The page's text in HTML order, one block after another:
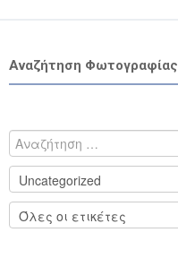
Αναζήτηση Φωτογραφίας